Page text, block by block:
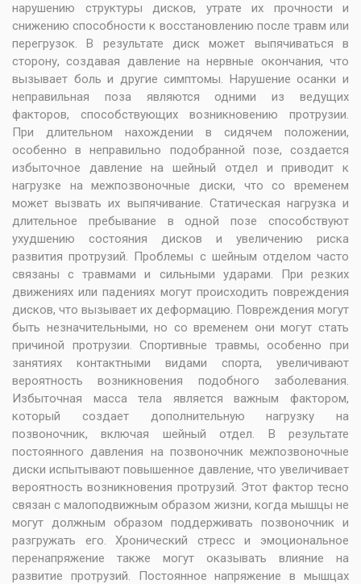
нарушению структуры дисков, утрате их прочности и
снижению способности к восстановлению после травм или
перегрузок. В результате диск может выпячиваться в
сторону, создавая давление на нервные окончания, что
вызывает боль и другие симптомы. Нарушение осанки и
неправильная поза являются одними из ведущих
факторов, способствующих возникновению протрузии.
При длительном нахождении в сидячем положении,
особенно в неправильно подобранной позе, создается
избыточное давление на шейный отдел и приводит к
нагрузке на межпозвоночные диски, что со временем
может вызвать их выпячивание. Статическая нагрузка и
длительное пребывание в одной позе способствуют
ухудшению состояния дисков и увеличению риска
развития протрузий. Проблемы с шейным отделом часто
связаны с травмами и сильными ударами. При резких
движениях или падениях могут происходить повреждения
дисков, что вызывает их деформацию. Повреждения могут
быть незначительными, но со временем они могут стать
причиной протрузии. Спортивные травмы, особенно при
занятиях контактными видами спорта, увеличивают
вероятность возникновения подобного заболевания.
Избыточная масса тела является важным фактором,
который создает дополнительную нагрузку на
позвоночник, включая шейный отдел. В результате
постоянного давления на позвоночник межпозвоночные
диски испытывают повышенное давление, что увеличивает
вероятность возникновения протрузий. Этот фактор тесно
связан с малоподвижным образом жизни, когда мышцы не
могут должным образом поддерживать позвоночник и
разгружать его. Хронический стресс и эмоциональное
перенапряжение также могут оказывать влияние на
развитие протрузий. Постоянное напряжение в мышцах